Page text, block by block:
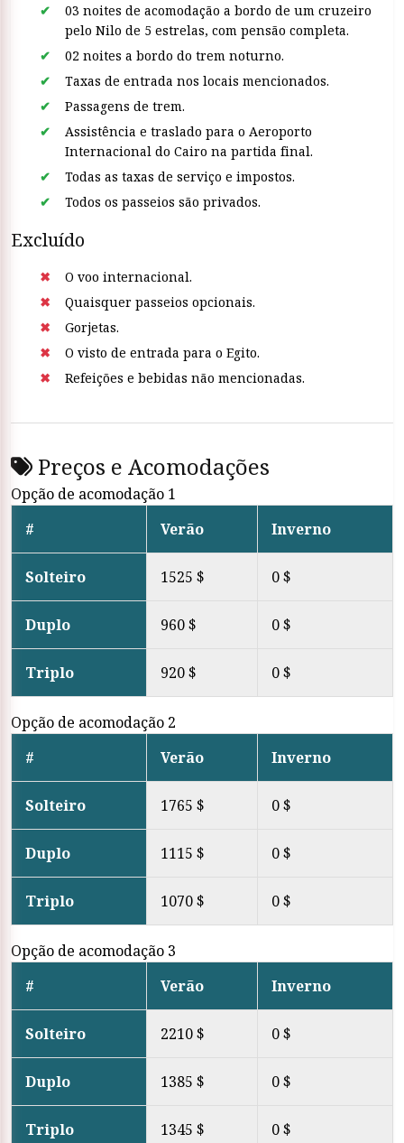
03 noites de acomodação a bordo de um cruzeiro
pelo Nilo de 5 estrelas, com pensão completa.
02 noites a bordo do trem noturno.
Taxas de entrada nos locais mencionados.
Passagens de trem.
Assistência e traslado para o Aeroporto
Internacional do Cairo na partida final.
Todas as taxas de serviço e impostos.
Todos os passeios são privados.
Excluído
O voo internacional.
Quaisquer passeios opcionais.
Gorjetas.
O visto de entrada para o Egito.
Refeições e bebidas não mencionadas.
Preços e Acomodações
Opção de acomodação 1
#
Verão Inverno
Solteiro 1525 $ 0 $
Duplo 960 $ 0 $
Triplo 920 $ 0 $
Opção de acomodação 2
#
Verão Inverno
Solteiro 1765 $ 0 $
Duplo 1115 $ 0 $
Triplo 1070 $ 0 $
Opção de acomodação 3
#
Verão Inverno
Solteiro 2210 $ 0 $
Duplo 1385 $ 0 $
Triplo 1345 $ 0 $